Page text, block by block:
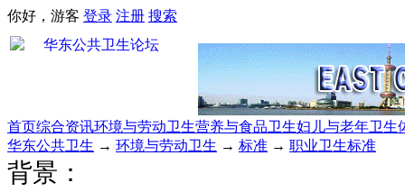
你好，游客 登录 注册 搜索
首页综合资讯环境与劳动卫生营养与食品卫生妇儿与老年卫生
华东公共卫生 → 环境与劳动卫生 → 标准 → 职业卫生标准
背景：